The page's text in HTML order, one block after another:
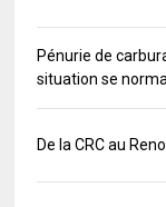
Pénurie de
situation se
De la CRC au